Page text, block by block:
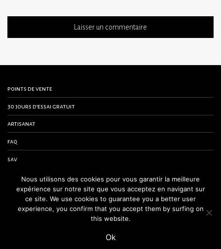
points de vente
30 jours d’essai gratuit
artisanat
faq
sav
contactez-nous
conditions générales de vente
mentions légales
Nous utilisons des cookies pour vous garantir la meilleure
expérience sur notre site que vous acceptez en navigant sur
ce site. We use cookies to guarantee you a better user
experience, you confirm that you accept them by surfing on
this website.
Ok